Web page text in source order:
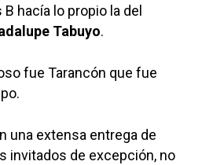
hacía lo propio la del
Tabuyo.
fue Tarancón que fue
una extensa entrega de
invitados de excepción, no